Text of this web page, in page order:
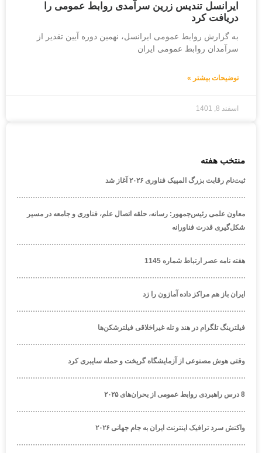
ایرانسل تندیس زرین سرآمدی روابط عمومی را
دریافت کرد
به گزارش روابط عمومی ایرانسل، نهمین دوره آیین تقدیر از
سرآمدان روابط عمومی ایران
توضیحات بیشتر »
اسفند 8, 1401
منتخب هفته
ثبت‌نام رقابت بزرگ المپیک فناوری ۲۰۲۶ آغاز شد
معاون علمی رئیس‌جمهور: رسانه، حلقه اتصال علم، فناوری و جامعه در مسیر
شکل‌گیری قدرت فناورانه
هفته نامه عصر ارتباط شماره 1145
ایران باز هم مراکز داده آمازون را زد
فیلترینگ تلگرام در هند و تله غیراخلاقی فیلترشکن‌ها
وقتی هوش مصنوعی از آزمایشگاه گریخت و حمله سایبری کرد
8 درس راهبردی روابط عمومی از بحران‌های ۲۰۲۵
واکنش سرد ترافیک اینترنت ایران به جام جهانی ۲۰۲۶